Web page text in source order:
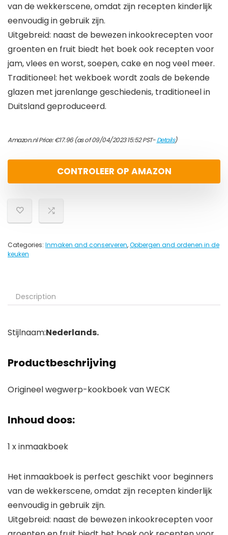
van de wekkerscene, omdat zijn recepten kinderlijk
eenvoudig in gebruik zijn.
Uitgebreid: naast de bewezen inkookrecepten voor
groenten en fruit biedt het boek ook recepten voor
jam, vlees en worst, soepen, cake en nog veel meer.
Traditioneel: het wekboek wordt zoals de bekende
glazen met jarenlange geschiedenis, traditioneel in
Duitsland geproduceerd.
Amazon.nl Price:€17.96(as of 09/04/2023 15:52 PST-Details)
CONTROLEER OP AMAZON
Categories: Inmaken and conserveren,Opbergen and ordenen in de
keuken
Description
Stijlnaam:Nederlands.
Productbeschrijving
Origineel wegwerp-kookboek van WECK
Inhoud doos:
1 x inmaakboek
Het inmaakboek is perfect geschikt voor beginners
van de wekkerscene, omdat zijn recepten kinderlijk
eenvoudig in gebruik zijn.
Uitgebreid: naast de bewezen inkookrecepten voor